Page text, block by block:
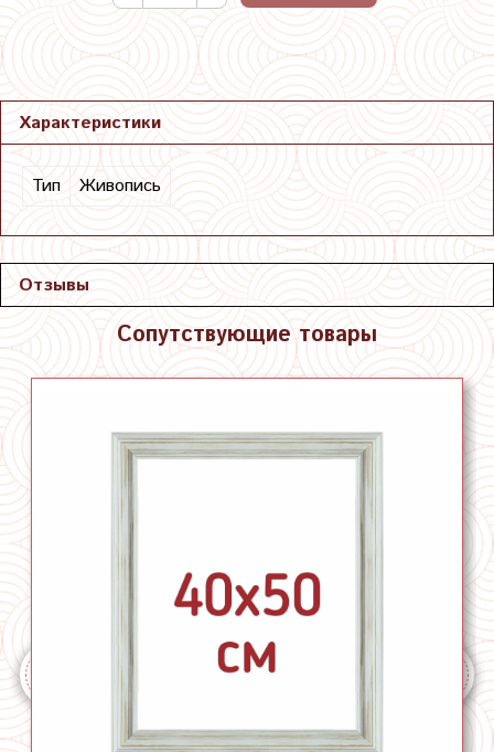
Характеристики
Тип Живопись
Отзывы
Сопутствующие товары